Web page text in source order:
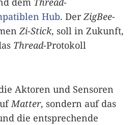
Hub. DerZigBee-
Zi-Stick, soll in Zukunft,
Thread-Protokoll
Aktoren und Sensoren
Matter, sondern auf das
die entsprechende